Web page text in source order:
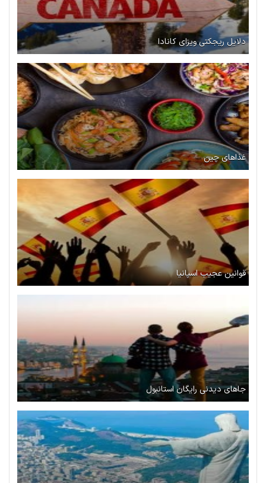
دلایل ریجکتی ویزای کانادا
غذاهای چین
قوانین عجیب اسپانیا
جاهای دیدنی رایگان استانبول